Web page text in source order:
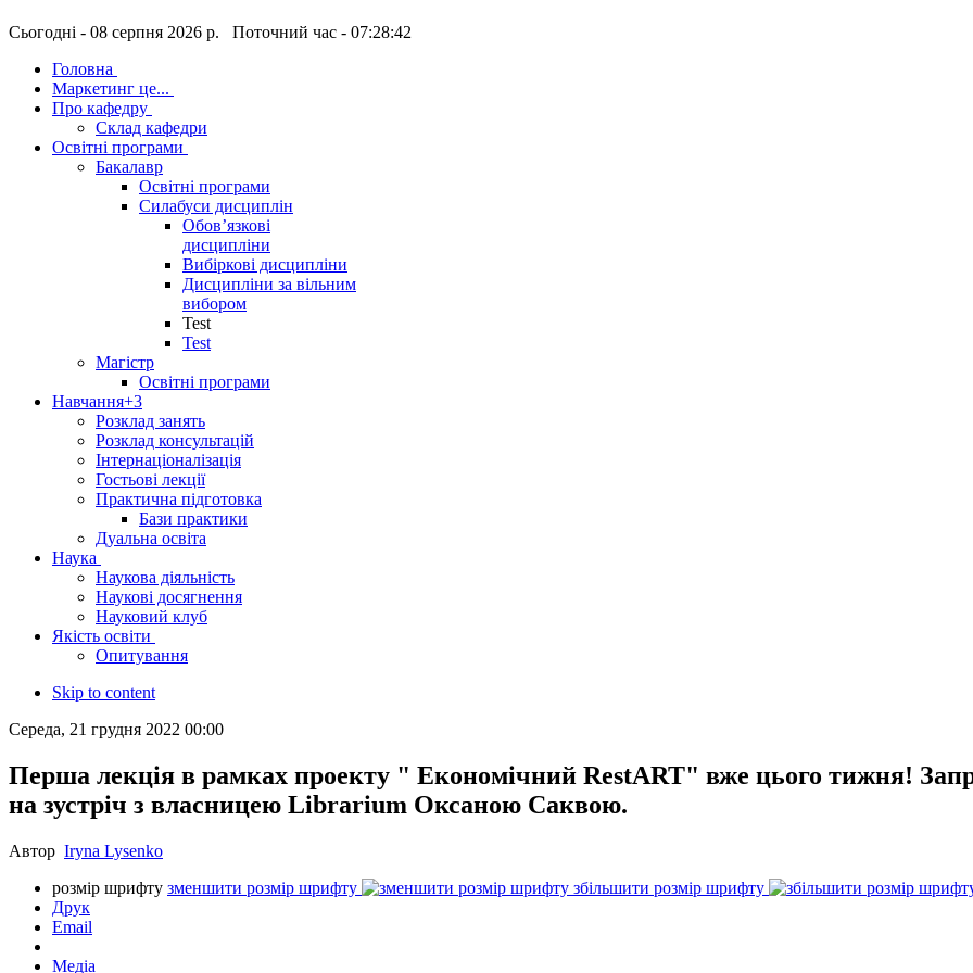
Сьогодні - 08 серпня 2026 р. Поточний час - 07:28:42
Головна
Маркетинг це...
Про кафедру
Склад кафедри
Освітні програми
Бакалавр
Освітні програми
Силабуси дисциплін
Обов’язкові
дисципліни
Вибіркові дисципліни
Дисципліни за вільним
вибором
Test
Test
Магістр
Освітні програми
Навчання+3
Розклад занять
Розклад консультацій
Інтернаціоналізація
Гостьові лекції
Практична підготовка
Бази практики
Дуальна освіта
Наука
Наукова діяльність
Наукові досягнення
Науковий клуб
Якість освіти
Опитування
Skip to content
Середа, 21 грудня 2022 00:00
Перша лекція в рамках проекту " Економічний RestART" вже цього тижня!
на зустріч з власницею Librarium Оксаною Саквою.
Автор Iryna Lysenko
розмір шрифту зменшити розмір шрифту
збільшити розмір шрифту
Друк
Email
Медіа